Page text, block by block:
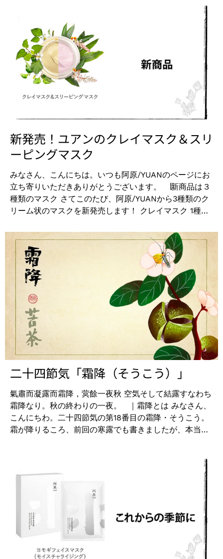
乳-賦活 250mL ダメージヘアを補修し、自然で健やかな
ツヤを与えます。ユアンコンディショナーは、ノンシリ
コン。植物エキス（ヘアコンディショニング成分）が髪
の内部まで浸透し、潤いを与えます。ハチミツ成分によ
り髪を柔らかく整え、毛先までさらっと滑らかでツヤの
ある髪に導き、しなやかで櫛筋りのよい美しい髪へ。
¥3,410 (税込) → ¥3,069 (税込) ・ゲットウトリー
トメント 月桃護髮膜-賦活 150g 週一回のスペシャルケ
ア。髪のダメージを保湿・補修し、しっとりと弾力のあ
るツヤ髪へ。ヘアコンディショニング成分が髪の内部ま
パサつきやゴワつきのある髪をやわらかな手触りに。...
りお詫び申し上げます。 今回の事態を厳粛に受け止め、
今後とも安心して商品をご販売いただけるよう、より一
層の品質管理に努めてまいる所存でございます。 何卒ご
理解とご協力を賜りますよう宜しくお願い申し上げま
す。 敬具 ■ 回収理由 製品外箱の全成分表記の不備。
【誤】フェノキシエタノー 【正】フェノキシエタノ
ール 末尾文字「ル」の欠如による表記不備。 なお、製
品容器貼付の全成分表示ラベルは正しい表記となってお
り、問題ございません。 ■ 該当商品 ヨモギボディ
クリーム（販売名：ユアンボディクリームYM） 該当
ロット EXP:2024.04.20 ■ 回収方法 最下部お問い合
わせ先に大変お手数ですが、ご連絡の上、お申し出くだ
さいませ。その際にご案内いたします。 ■危惧される
本製品の品質、安全性に問題はございません。 また、本
製品は化粧品基準を満たす成分を配合しているため、本
件に起因する健康被害の発生はないと考えられます。な
お、現在までに健康被害の報告はございません。 ■お
阪市中央区谷町3-1-12 TEL：06-6941-6038 FAX：
06-6943-8332
新発売！ユアンのクレイマスク＆スリ
ーピングマスク
みなさん、こんにちは。いつも阿原/YUANのページにお
立ち寄りいただきありがとうございます。 ∣新商品は３
種類のマスク さてこのたび、阿原/YUANから3種類のク
リーム状のマスクを新発売します！ クレイマスク 1種類
種類（エンリッチング、モイスチャライジング）です。
〇グローイング クレイマスク 5,940円（税込）
やわらかくなめらかなテクスチャーの泥マスク。バスタ
イムの洗顔後にこのクレイマスクを伸ばし少し時間を置
いてから洗い流すことで、毛穴の汚れや古い角質を一緒
に取り除いてくれます。角質オフされたお肌は、ワント
ーン明るくなり、透明感のある素肌へ。肌触りのよいな
めらかな素肌になりたい方へオススメです。 ご使用
方法：（例）お風呂で洗顔 → クレイマスク → 湯舟につ
かって少し時間を置く → 洗い流す 〇スリーピング
マスク（エンリッチング） 6,490円（税込） 桜のよ
うにやさしいピンク色のクリーム。洗顔後に化粧水や美
容液で整えたあと、エンリッチングで蓋をするようにク
リームをのばします。睡眠中に角質のすみずみまで潤い
を届ける夜用の保湿クリーム。過酷な環境で生き抜くエ
ーデルワイスの植物幹細胞と❝保湿の王様❞と呼ばれるシ
アバター（保湿成分）が配合されています。夜寝る前に
目指したい方へオススメです。 ご使用方法：（例）洗
顔 → 化粧水 → エッセンスオイルや美容液 → スリーピ
ングマスク 〇スリーピングマスク（モイスチャラ
イジング） 5,720円（税込） 乳白色のぷるんとした
みずみずしいクリーム。こちらもエンリッチングと同じ
ように、寝る前のスキンケアの最後のお手入れにご使用
ください。さらっとしたクリームを顔全体につけると、
美容成分が毛穴から浸透していくような感覚になりま
二十四節気「霜降（そうこう）」
氣肅而凝露而霜降，蓂餘一夜秋 空気そして結露すなわち
霜降なり。秋の終わりの一夜。 ｜霜降とは みなさん、
こんにちわ。二十四節気の第18番目の霜降・そうこう。
霜が降りるころ、前回の寒露でも書きましたが、本当に
降、”しもふり”とも読みます。そう、牛肉の赤身に脂肪
が網目のように入っているものです。”そうこう”よりし
もふりのほうが馴染みがありますね。あとは東京の駒込
駅近くにある霜降銀座商店街、こちらも素敵な場所です
ね。昔ながらの下町商店街という感じで。読み方は”しも
ふり”です。 ｜そんな霜降のこの時期は、 阿原YUANで
は「苦茶」を特集し、貴重なユチャ種子油が豊富な苦茶